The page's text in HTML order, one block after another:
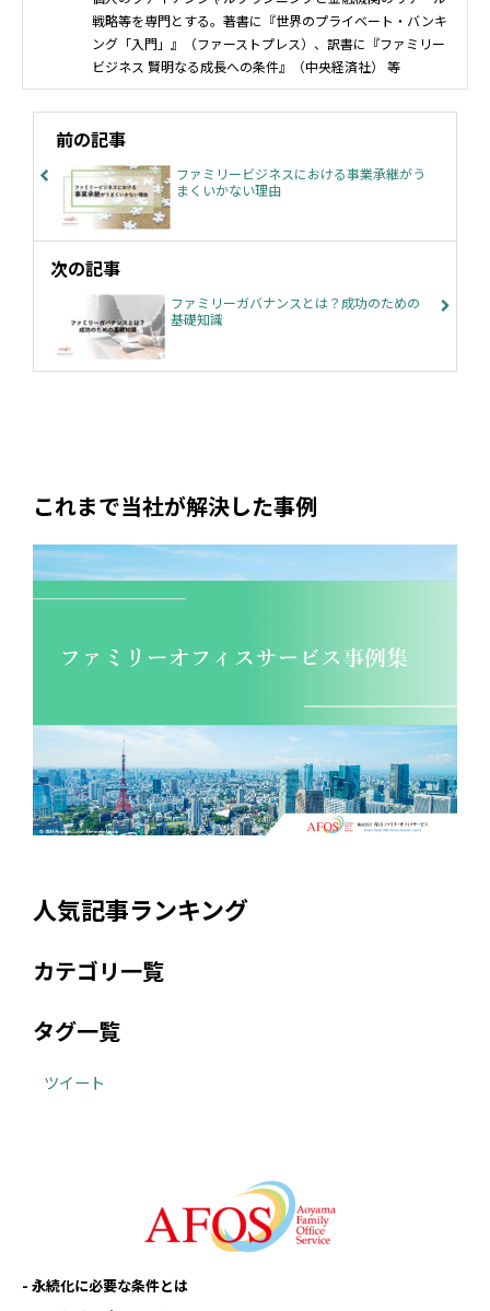
戦略等を専門とする。著書に『世界のプライベート・バンキ
ング「入門」』（ファーストプレス）、訳書に『ファミリー
ビジネス 賢明なる成長への条件』（中央経済社） 等
前の記事
ファミリービジネスにおける事業承継がう
まくいかない理由
次の記事
ファミリーガバナンスとは？成功のための
基礎知識
これまで当社が解決した事例
人気記事ランキング
カテゴリ一覧
タグ一覧
ツイート
永続化に必要な条件とは